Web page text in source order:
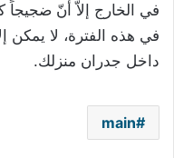
في الخارج إلاّ أنّ ضجيجاً
في هذه الفترة، لا يمكن
داخل جدران منزلك.
main